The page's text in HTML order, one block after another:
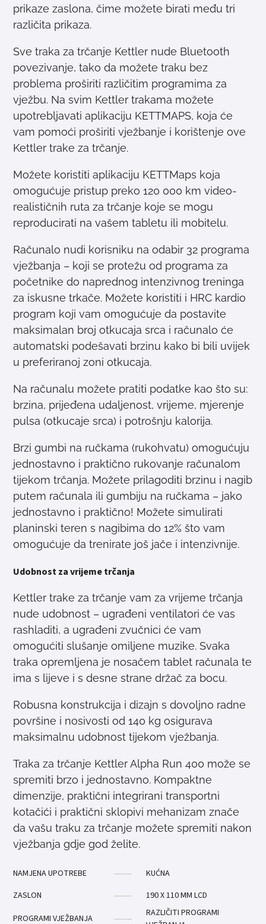
prikaze zaslona, čime možete birati među tri
različita prikaza.
Sve traka za trčanje Kettler nude Bluetooth
povezivanje, tako da možete traku bez
problema proširiti različitim programima za
vježbu. Na svim Kettler trakama možete
upotrebljavati aplikaciju KETTMAPS, koja će
vam pomoći proširiti vježbanje i korištenje ove
Kettler trake za trčanje.
Možete koristiti aplikaciju KETTMaps koja
omogućuje pristup preko 120 000 km video-
realističnih ruta za trčanje koje se mogu
reproducirati na vašem tabletu ili mobitelu.
Računalo nudi korisniku na odabir 32 programa
vježbanja – koji se protežu od programa za
početnike do naprednog intenzivnog treninga
za iskusne trkače. Možete koristiti i HRC kardio
program koji vam omogućuje da postavite
maksimalan broj otkucaja srca i računalo će
automatski podešavati brzinu kako bi bili uvijek
u preferiranoj zoni otkucaja.
Na računalu možete pratiti podatke kao što su:
brzina, prijeđena udaljenost, vrijeme, mjerenje
pulsa (otkucaje srca) i potrošnju kalorija.
Brzi gumbi na ručkama (rukohvatu) omogućuju
jednostavno i praktično rukovanje računalom
tijekom trčanja. Možete prilagoditi brzinu i nagib
putem računala ili gumbiju na ručkama – jako
jednostavno i praktično! Možete simulirati
planinski teren s nagibima do 12% što vam
omogućuje da trenirate još jače i intenzivnije.
Udobnost za vrijeme trčanja
Kettler trake za trčanje vam za vrijeme trčanja
nude udobnost – ugrađeni ventilatori će vas
rashladiti, a ugrađeni zvučnici će vam
omogućiti slušanje omiljene muzike. Svaka
traka opremljena je nosačem tablet računala te
ima s lijeve i s desne strane držač za bocu.
Robusna konstrukcija i dizajn s dovoljno radne
površine i nosivosti od 140 kg osigurava
maksimalnu udobnost tijekom vježbanja.
Traka za trčanje Kettler Alpha Run 400 može se
spremiti brzo i jednostavno. Kompaktne
dimenzije, praktični integrirani transportni
kotačići i praktični sklopivi mehanizam znače
da vašu traku za trčanje možete spremiti nakon
vježbanja gdje god želite.
NAMJENA UPOTREBE
KUĆNA
ZASLON
190 X 110 MM LCD
PROGRAMI VJEŽBANJA
RAZLIČITI PROGRAMI